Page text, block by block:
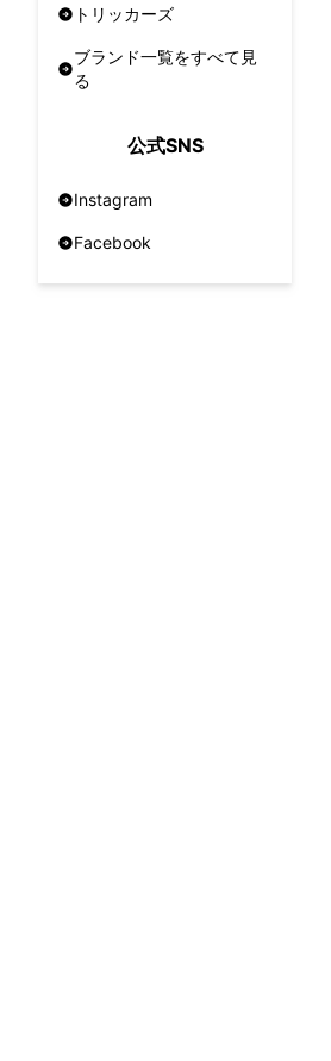
トリッカーズ
ブランド一覧をすべて見
る
公式SNS
Instagram
Facebook